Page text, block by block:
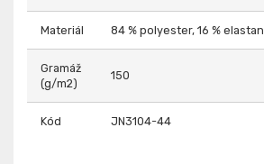
Materiál 84 % polyester, 16 % elastan
Gramáž
(g/m2)
150
Kód JN3104-44